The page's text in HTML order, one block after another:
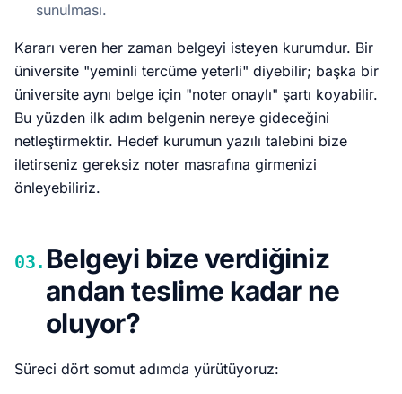
sunulması.
Kararı veren her zaman belgeyi isteyen kurumdur. Bir
üniversite "yeminli tercüme yeterli" diyebilir; başka bir
üniversite aynı belge için "noter onaylı" şartı koyabilir.
Bu yüzden ilk adım belgenin nereye gideceğini
netleştirmektir. Hedef kurumun yazılı talebini bize
iletirseniz gereksiz noter masrafına girmenizi
önleyebiliriz.
03. Belgeyi bize verdiğiniz
andan teslime kadar ne
oluyor?
Süreci dört somut adımda yürütüyoruz: